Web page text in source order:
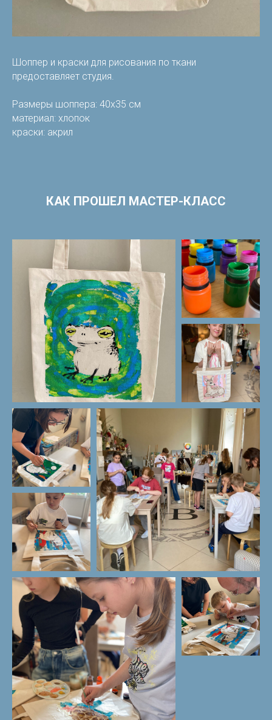
Шоппер и краски для рисования по ткани
предоставляет студия.
Размеры шоппера: 40х35 см
материал: хлопок
краски: акрил
КАК ПРОШЕЛ МАСТЕР-КЛАСС